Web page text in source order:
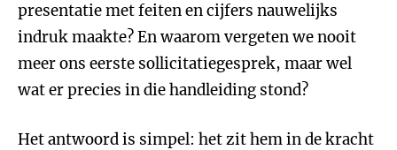
presentatie met feiten en cijfers nauwelijks
indruk maakte? En waarom vergeten we nooit
meer ons eerste sollicitatiegesprek, maar wel
wat er precies in die handleiding stond?
Het antwoord is simpel: het zit hem in de kracht